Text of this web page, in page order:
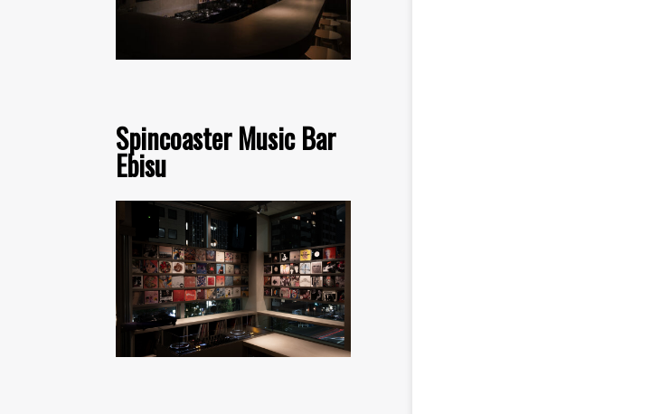
Spincoaster Music Bar
Ebisu